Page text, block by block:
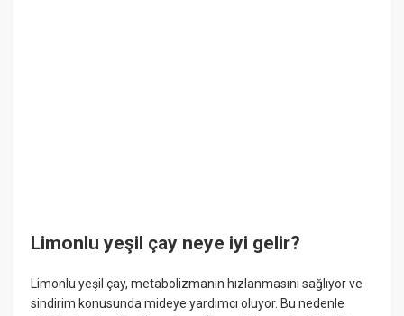
Limonlu yeşil çay neye iyi gelir?
Limonlu yeşil çay, metabolizmanın hızlanmasını sağlıyor ve
sindirim konusunda mideye yardımcı oluyor. Bu nedenle